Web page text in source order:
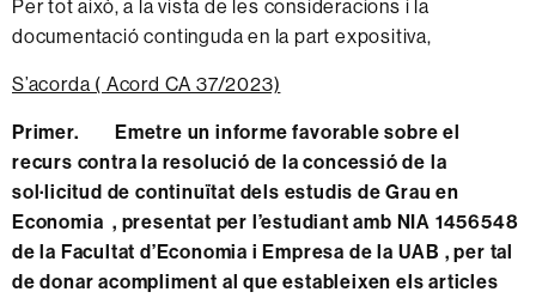
Per tot això, a la vista de les consideracions i la
documentació continguda en la part expositiva,
S’acorda ( Acord CA 37/2023)
Primer. Emetre un informe favorable sobre el
recurs contra la resolució de la concessió de la
sol·licitud de continuïtat dels estudis de Grau en
Economia , presentat per l’estudiant amb NIA 1456548
de la Facultat d’Economia i Empresa de la UAB , per tal
de donar acompliment al que estableixen els articles